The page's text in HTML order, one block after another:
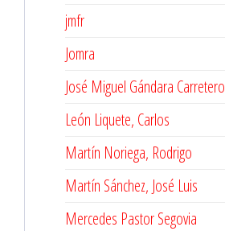
jmfr
Jomra
José Miguel Gándara Carretero
León Liquete, Carlos
Martín Noriega, Rodrigo
Martín Sánchez, José Luis
Mercedes Pastor Segovia